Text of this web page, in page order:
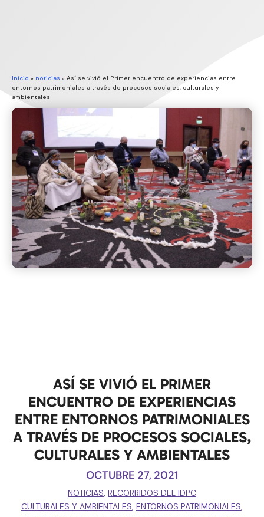
Inicio » noticias » Así se vivió el Primer encuentro de experiencias entre
entornos patrimoniales a través de procesos sociales, culturales y
ambientales
ASÍ SE VIVIÓ EL PRIMER
ENCUENTRO DE EXPERIENCIAS
ENTRE ENTORNOS PATRIMONIALES
A TRAVÉS DE PROCESOS SOCIALES,
CULTURALES Y AMBIENTALES
OCTUBRE 27, 2021
NOTICIAS, RECORRIDOS DEL IDPC
CULTURALES Y AMBIENTALES, ENTORNOS PATRIMONIALES,